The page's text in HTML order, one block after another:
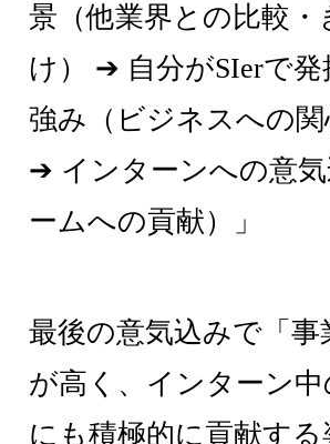
景（他業界との比較・
け） ➔ 自分がSIerで発
強み（ビジネスへの関
➔ インターンへの意
ームへの貢献）」
最後の意気込みで「事
が高く、インターン中
にも積極的に貢献する